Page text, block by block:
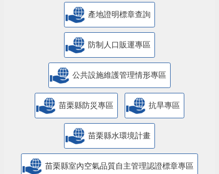
產地證明標章查詢
防制人口販運專區
​公共設施維護管理情形專區
苗栗縣防災專區 抗旱專區
苗栗縣水環境計畫
苗栗縣室內空氣品質自主管理認證標章專區